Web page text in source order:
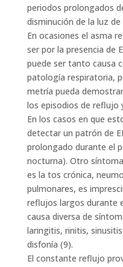
periodos prolongados
disminución de la luz
En ocasiones el asma
ser por la presencia de
puede ser tanto causa
patología respiratoria,
metría pueda
los episodios de reflujo
En los casos en que
detectar un patrón de
prolongado durante el
nocturna). Otro
es la tos crónica,
pulmonares, es
reflujos largos durante
causa diversa de
laringitis, rinitis,
disfonía (9).
El constante reflujo